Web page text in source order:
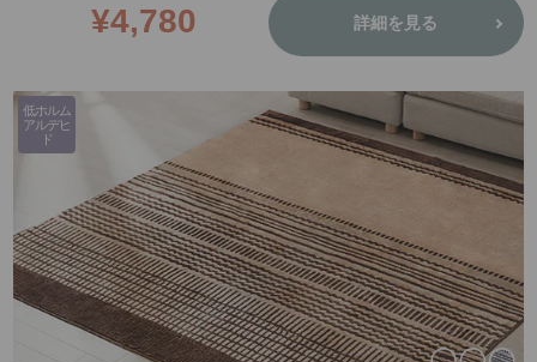
¥4,780 詳細を見る
低ホルム
アルデヒ
ド